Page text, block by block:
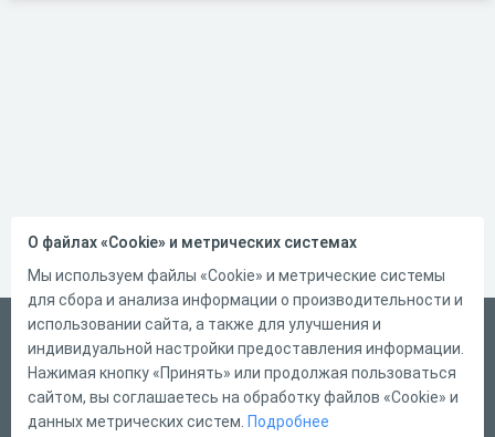
Русский
Справка
Форма обратной связи
О файлах «Cookie» и метрических системах
Мы используем файлы «Cookie» и метрические системы
для сбора и анализа информации о производительности и
использовании сайта, а также для улучшения и
индивидуальной настройки предоставления информации.
Нажимая кнопку «Принять» или продолжая пользоваться
сайтом, вы соглашаетесь на обработку файлов «Cookie» и
данных метрических систем. Подробнее